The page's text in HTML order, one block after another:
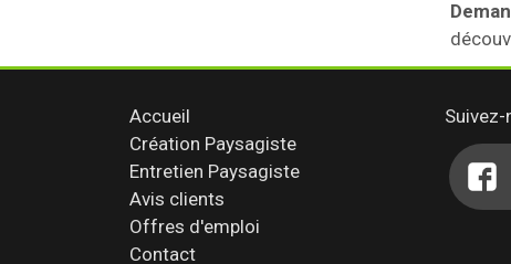
Accueil
Création Paysagiste
Entretien Paysagiste
Avis clients
Offres d'emploi
Contact
Suivez-